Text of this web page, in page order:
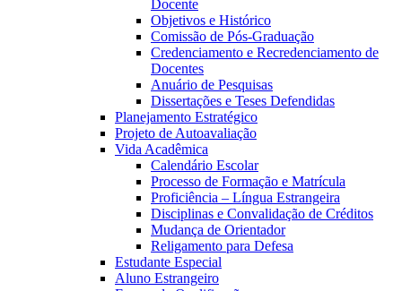
Docente
Objetivos e Histórico
Comissão de Pós-Graduação
Credenciamento e Recredenciamento de
Docentes
Anuário de Pesquisas
Dissertações e Teses Defendidas
Planejamento Estratégico
Projeto de Autoavaliação
Vida Acadêmica
Calendário Escolar
Processo de Formação e Matrícula
Proficiência – Língua Estrangeira
Disciplinas e Convalidação de Créditos
Mudança de Orientador
Religamento para Defesa
Estudante Especial
Aluno Estrangeiro